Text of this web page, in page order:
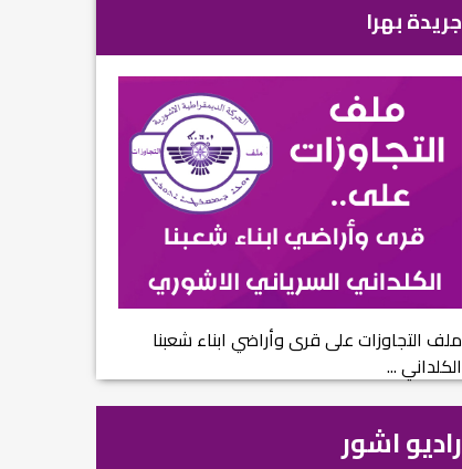
جريدة بهرا
ملف التجاوزات على قرى وأراضي ابناء شعبنا
الكلداني ...
راديو اشور